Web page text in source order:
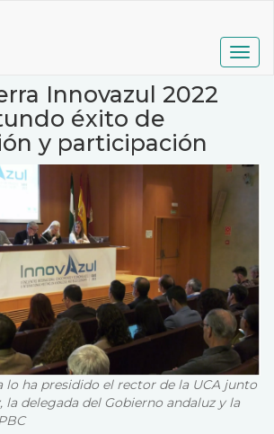
Innovazul 2022
éxito de
y participación
lo ha presidido el rector de la UCA junto
la delegada del Gobierno andaluz y la